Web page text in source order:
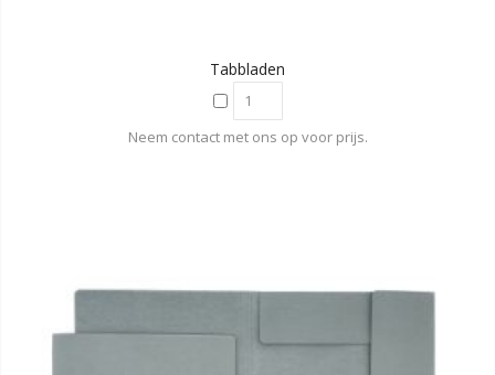
Tabbladen
Neem contact met ons op voor prijs.